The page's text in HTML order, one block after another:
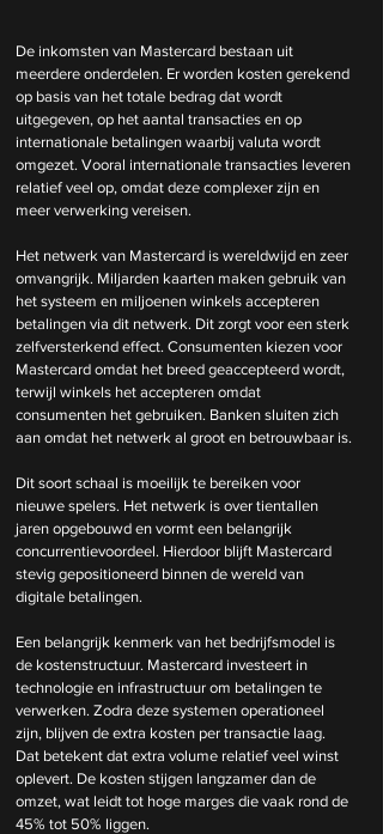
De inkomsten van Mastercard bestaan uit
meerdere onderdelen. Er worden kosten gerekend
op basis van het totale bedrag dat wordt
uitgegeven, op het aantal transacties en op
internationale betalingen waarbij valuta wordt
omgezet. Vooral internationale transacties leveren
relatief veel op, omdat deze complexer zijn en
meer verwerking vereisen.
Het netwerk van Mastercard is wereldwijd en zeer
omvangrijk. Miljarden kaarten maken gebruik van
het systeem en miljoenen winkels accepteren
betalingen via dit netwerk. Dit zorgt voor een sterk
zelfversterkend effect. Consumenten kiezen voor
Mastercard omdat het breed geaccepteerd wordt,
terwijl winkels het accepteren omdat
consumenten het gebruiken. Banken sluiten zich
aan omdat het netwerk al groot en betrouwbaar is.
Dit soort schaal is moeilijk te bereiken voor
nieuwe spelers. Het netwerk is over tientallen
jaren opgebouwd en vormt een belangrijk
concurrentievoordeel. Hierdoor blijft Mastercard
stevig gepositioneerd binnen de wereld van
digitale betalingen.
Een belangrijk kenmerk van het bedrijfsmodel is
de kostenstructuur. Mastercard investeert in
technologie en infrastructuur om betalingen te
verwerken. Zodra deze systemen operationeel
zijn, blijven de extra kosten per transactie laag.
Dat betekent dat extra volume relatief veel winst
oplevert. De kosten stijgen langzamer dan de
omzet, wat leidt tot hoge marges die vaak rond de
45% tot 50% liggen.